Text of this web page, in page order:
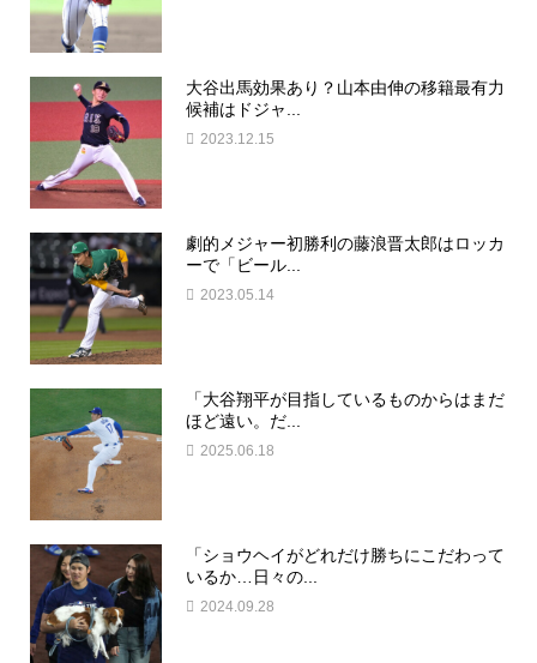
大谷出馬効果あり？山本由伸の移籍最有力
候補はドジャ...
2023.12.15
劇的メジャー初勝利の藤浪晋太郎はロッカ
ーで「ビール...
2023.05.14
「大谷翔平が目指しているものからはまだ
ほど遠い。だ...
2025.06.18
「ショウヘイがどれだけ勝ちにこだわって
いるか…日々の...
2024.09.28